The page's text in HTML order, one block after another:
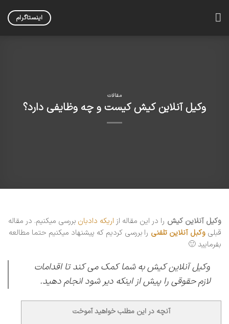
اینستاگرام
مقالات
وکیل آنلاین کیش کیست و چه وظایفی دارد؟
وکیل آنلاین کیش را در این مقاله از اریکه دادبان بررسی میکنیم. در مقاله
قبلی وکبل آنلاین تلفنی را بررسی کردیم که پیشنهاد میکنیم حتما مطالعه
بفرمایید 🙂
وکیل آنلاین کیشبه شما کمک می کند تا اقدامات
لازم حقوقی را پیش از اینکه دیر شود انجام دهید.
آنچه در این مطلب خواهید آموخت